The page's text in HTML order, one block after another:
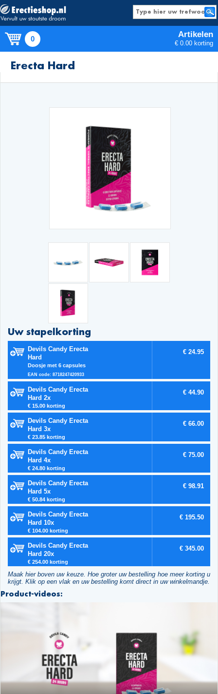
0 Artikelen
€ 0.00 korting
Erecta Hard
Uw stapelkorting
Devils Candy Erecta
Hard
Doosje met 6 capsules
EAN code: 8718247420933
€ 24.95
Devils Candy Erecta
Hard 2x
€ 15.00 korting
€ 44.90
Devils Candy Erecta
Hard 3x
€ 23.85 korting
€ 66.00
Devils Candy Erecta
Hard 4x
€ 24.80 korting
€ 75.00
Devils Candy Erecta
Hard 5x
€ 50.84 korting
€ 98.91
Devils Candy Erecta
Hard 10x
€ 104.00 korting
€ 195.50
Devils Candy Erecta
Hard 20x
€ 254.00 korting
€ 345.00
Maak hier boven uw keuze. Hoe groter uw bestelling hoe meer korting u
krijgt. Klik op een vlak en uw bestelling komt direct in uw winkelmandje.
Product-videos: